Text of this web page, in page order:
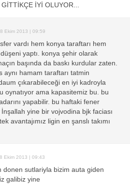
İYİ OLUYOR...
Ekim 2013 | 09:59
vardı hem konya taraftarı hem
yaptı. konya şehir olarak
başında da baskı kurdular zaten.
aynı hamam taraftarı tatmin
çıkarabileceği en iyi kadroyla
oynatıyor ama kapasitemiz bu. bu
yapabilir. bu haftaki fener
yine bir vojvodina bjk faciası
avantajımız ligin en şanslı takımı
Ekim 2013 | 09:43
donen sutlariyla bizim auta giden
galibiz yine